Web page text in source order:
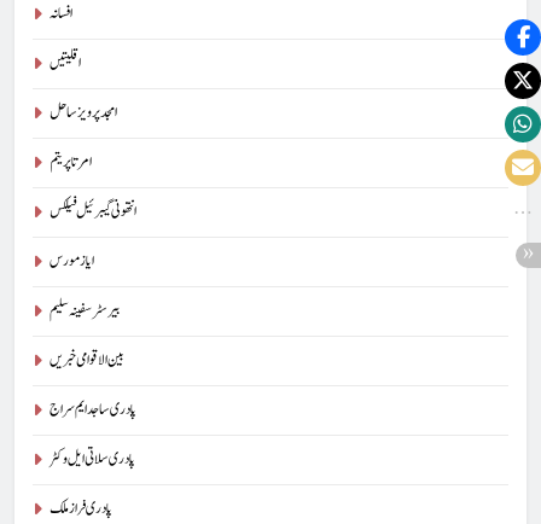
افسانہ
اقلیتیں
امجد پرویز ساحل
امرتا پریتم
انتھونی گیبرئیل فیلکس
ایاز مورس
بیرسٹرسفینہ سلیم
بین الاقوامی خبریں
پادری ساجد ایم سراج
پادری سلاتی ایل وکٹر
پادری فراز ملک